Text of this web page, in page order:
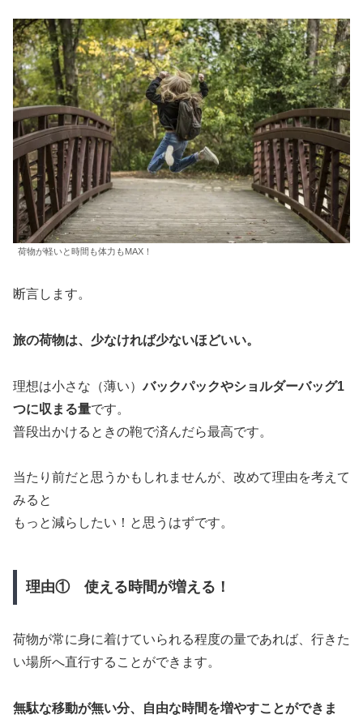
荷物が軽いと時間も体力もMAX！
断言します。
旅の荷物は、少なければ少ないほどいい。
理想は小さな（薄い）バックパックやショルダーバッグ1
つに収まる量です。
普段出かけるときの鞄で済んだら最高です。
当たり前だと思うかもしれませんが、改めて理由を考えて
みると
もっと減らしたい！と思うはずです。
理由① 使える時間が増える！
荷物が常に身に着けていられる程度の量であれば、行きた
い場所へ直行することができます。
無駄な移動が無い分、自由な時間を増やすことができま